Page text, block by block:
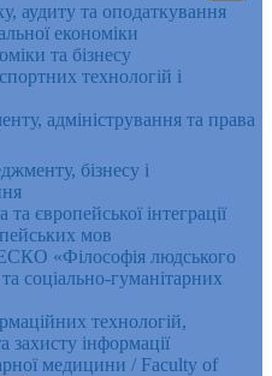
аудиту та оподаткування
економіки
та бізнесу
технологій і
адміністрування та права
бізнесу і
європейської інтеграції
мов
«Філософія людського
соціально-гуманітарних
технологій,
захисту інформації
медицини / Faculty of